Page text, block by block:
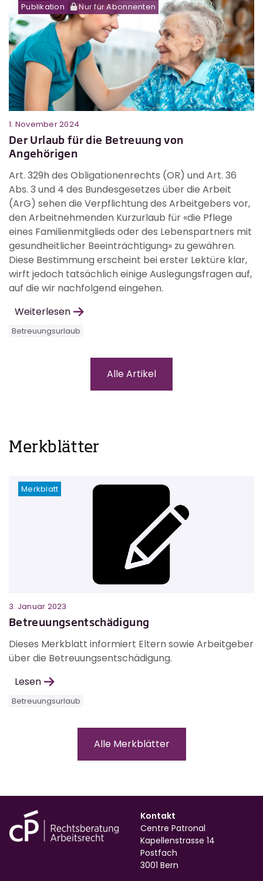
Publikation Nur für Abonnenten
1. November 2024
Der Urlaub für die Betreuung von
Angehörigen
Art. 329h des Obligationenrechts (OR) und Art. 36
Abs. 3 und 4 des Bundesgesetzes über die Arbeit
(ArG) sehen die Verpflichtung des Arbeitgebers vor,
den Arbeitnehmenden Kurzurlaub für «die Pflege
eines Familienmitglieds oder des Lebenspartners mit
gesundheitlicher Beeinträchtigung» zu gewähren.
Diese Bestimmung erscheint bei erster Lektüre klar,
wirft jedoch tatsächlich einige Auslegungsfragen auf,
auf die wir nachfolgend eingehen.
Weiterlesen
Betreuungsurlaub
Alle Artikel
Merkblätter
Merkblatt
3. Januar 2023
Betreuungsentschädigung
Dieses Merkblatt informiert Eltern sowie Arbeitgeber
über die Betreuungsentschädigung.
Lesen
Betreuungsurlaub
Alle Merkblätter
Kontakt
Centre Patronal
Kapellenstrasse 14
Postfach
3001 Bern